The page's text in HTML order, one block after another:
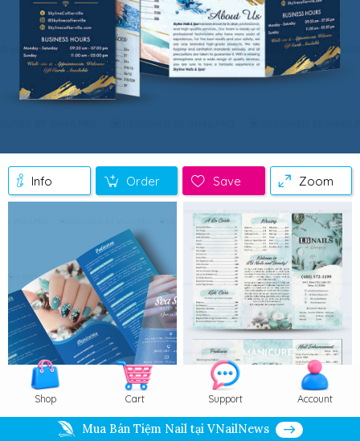
Info Order Save Zoom
Shop Cart Support Account
Mua Bán Tiệm Nail tại VNailNews